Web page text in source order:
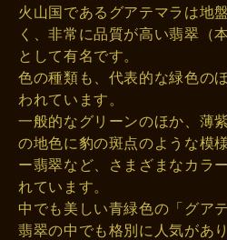
火山国であるグアテマラは地
く、非常に品質が高い翡翠（
として有名です。
色の種類も、代表的な緑色の
われています。
一般的なグリーンのほか、薄
の地色に豹の斑点のような模
ー翡翠など、さまざまなカラ
れています。
中でも美しい青緑色の「グア
翡翠の中でも格別に人気があ